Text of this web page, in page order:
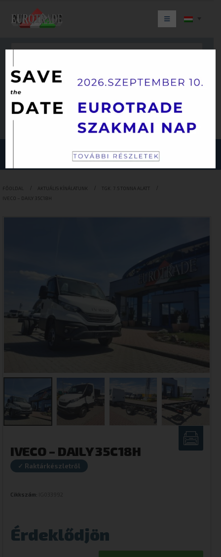
Keresés
JÁRMŰKATEGÓRIÁINK
FŐOLDAL AKTUÁLIS KÍNÁLATUNK
TGK. 7.5 TONNA ALATT
IVECO – DAILY 35C18H
IVECO – DAILY 35C18H
✓ Raktárkészletről
Cikkszám:
Érdeklődjön